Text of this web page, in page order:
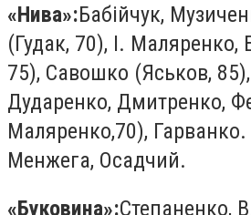
«Нива»:Бабійчук,
(Гудак, 70), І.
75), Савошко (Яськов,
Дударенко, Дмитренко,
Маляренко,70), Гарванко.
Менжега, Осадчий.
«Буковина»:Степаненко,